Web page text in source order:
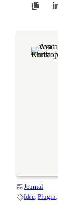
Journal
Idee , Plugin